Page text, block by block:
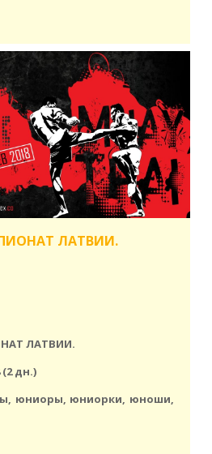
ЛАТВИИ.
ЛАТВИИ.
(2 дн.)
юниоры, юниорки, юноши,